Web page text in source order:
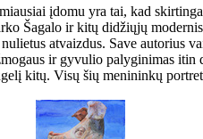
įdomu yra tai, kad
Šagalo ir kitų didžiųjų
nulietus atvaizdus. Save
ir gyvulio palyginimas itin
kitų. Visų šių menininkų